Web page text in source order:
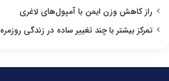
راز کاهش وزن ایمن با آمپول‌های لاغری
تمرکز بیشتر با چند تغییر ساده در زندگی روزمره